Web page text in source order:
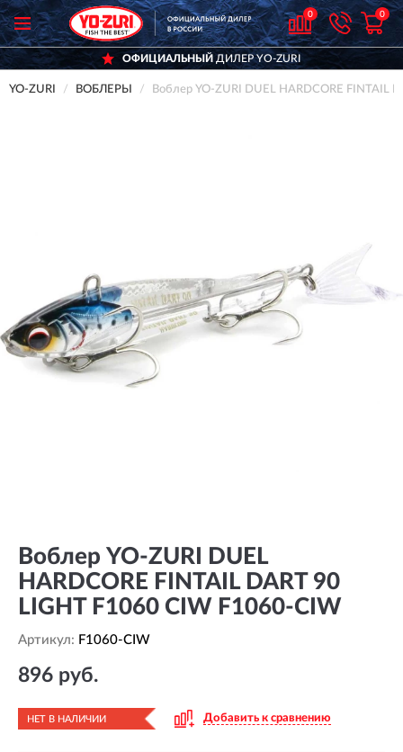
0 0
ОФИЦИАЛЬНЫЙДИЛЕР YO-ZURI
YO-ZURI ВОБЛЕРЫ Воблер YO-ZURI DUEL HARDCORE FINTAIL
Воблер YO-ZURI DUEL
HARDCORE FINTAIL DART 90
LIGHT F1060 CIW F1060-CIW
Артикул: F1060-CIW
896 руб.
НЕТ В НАЛИЧИИ Добавить к сравнению